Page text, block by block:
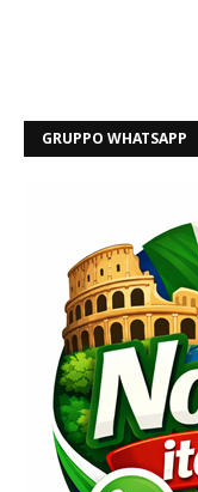
GRUPPO WHATSAPP